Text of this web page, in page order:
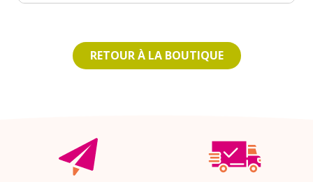
RETOUR À LA BOUTIQUE